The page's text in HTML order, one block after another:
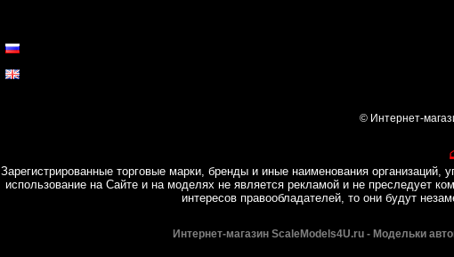
© Интернет-
Зарегистрированные торговые марки, бренды и иные наименования
использование на Cайте и на моделях не является рекламой и не преследует
интересов правообладателей, то они будут
Интернет-магазин ScaleModels4U.ru - Модельки